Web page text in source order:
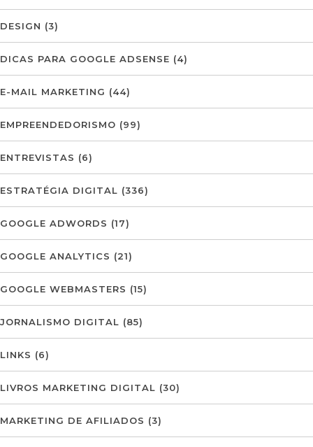
DESIGN (3)
DICAS PARA GOOGLE ADSENSE (4)
E-MAIL MARKETING (44)
EMPREENDEDORISMO (99)
ENTREVISTAS (6)
ESTRATÉGIA DIGITAL (336)
GOOGLE ADWORDS (17)
GOOGLE ANALYTICS (21)
GOOGLE WEBMASTERS (15)
JORNALISMO DIGITAL (85)
LINKS (6)
LIVROS MARKETING DIGITAL (30)
MARKETING DE AFILIADOS (3)